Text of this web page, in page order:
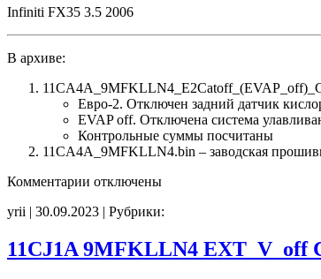
Infiniti FX35 3.5 2006
В архиве:
Евро-2. Отключен задний датчик
EVAP off. Отключена система
Контрольные суммы посчитаны
11CA4A_9MFKLLN4.bin – заводская
Комментарии к
11CA4A
E2Catoff
(EVAP_off)
отключены
yrii | 30.09.2023 | Рубрики:
11CJ1A 9MFKLLN4 EXT_V_off